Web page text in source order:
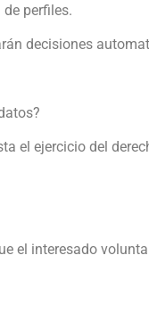
perfiles.
decisiones
el ejercicio del
el interesado